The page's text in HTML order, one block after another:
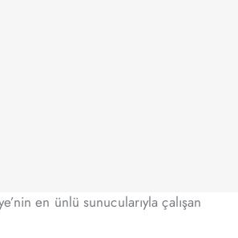
en ünlü sunucularıyla çalışan